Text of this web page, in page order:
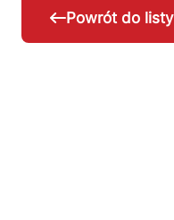
Powrót do listy